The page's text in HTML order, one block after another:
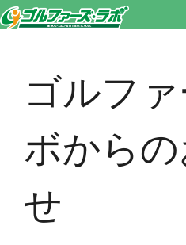
河田で気軽にゴルフレッスン！
ゴルフ
ボから
せ